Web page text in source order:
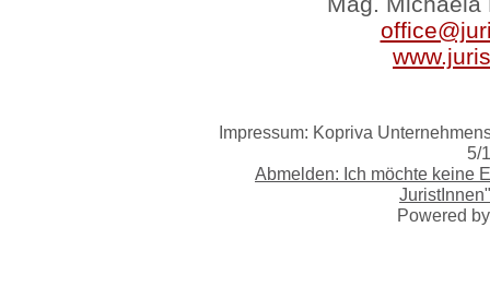
Impressum: Kopriva
5/
Abmelden: Ich möchte keine
Powered